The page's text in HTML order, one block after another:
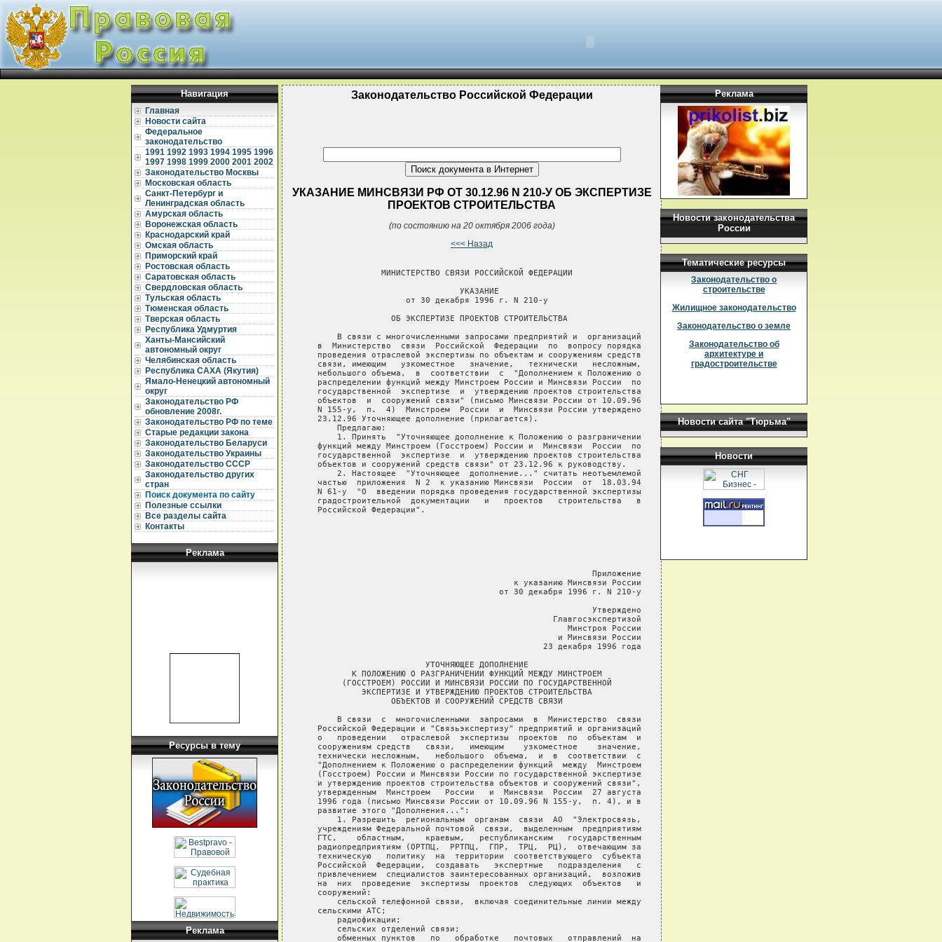
Навигация
Главная
Новости сайта
Федеральное
законодательство
1991 1992 1993 1994 1995 1996
1997 1998 1999 2000 2001 2002
Законодательство Москвы
Московская область
Санкт-Петербург и
Ленинградская область
Амурская область
Воронежская область
Краснодарский край
Омская область
Приморский край
Ростовская область
Саратовская область
Свердловская область
Тульская область
Тюменская область
Тверская область
Республика Удмуртия
Ханты-Мансийский
автономный округ
Челябинская область
Республика САХА (Якутия)
Ямало-Ненецкий автономный
округ
Законодательство РФ
обновление 2008г.
Законодательство РФ по теме
Старые редакции закона
Законодательство Беларуси
Законодательство Украины
Законодательство СССР
Законодательство других
стран
Поиск документа по сайту
Полезные ссылки
Все разделы сайта
Контакты
Реклама
Ресурсы в тему
Реклама
Законодательство Российской Федерации
УКАЗАНИЕ МИНСВЯЗИ РФ ОТ 30.12.96 N 210-У ОБ ЭКСПЕРТИЗЕ
ПРОЕКТОВ СТРОИТЕЛЬСТВА
(по состоянию на 20 октября 2006 года)
<<< Назад
                МИНИСТЕРСТВО СВЯЗИ РОССИЙСКОЙ ФЕДЕРАЦИИ
                                УКАЗАНИЕ
                     от 30 декабря 1996 г. N 210-у
                  ОБ ЭКСПЕРТИЗЕ ПРОЕКТОВ СТРОИТЕЛЬСТВА
       В связи с многочисленными запросами предприятий и  организаций
   в  Министерство  связи  Российской  Федерации  по  вопросу порядка
   проведения отраслевой экспертизы по объектам и сооружениям средств
   связи, имеющим   узкоместное   значение,   технически   несложным,
   небольшого объема,  в  соответствии  с  "Дополнением к Положению о
   распределении функций между Минстроем России и Минсвязи России  по
   государственной  экспертизе  и  утверждению проектов строительства
   объектов  и  сооружений связи" (письмо Минсвязи России от 10.09.96
   N 155-у,  п.  4)  Минстроем  России  и  Минсвязи России утверждено
   23.12.96 Уточняющее дополнение (прилагается).
       Предлагаю:
       1. Принять  "Уточняющее дополнение к Положению о разграничении
   функций между Минстроем (Госстроем) России и  Минсвязи  России  по
   государственной  экспертизе  и  утверждению проектов строительства
   объектов и сооружений средств связи" от 23.12.96 к руководству.
       2. Настоящее  "Уточняющее  дополнение..." считать неотъемлемой
   частью  приложения  N 2  к указанию Минсвязи  России  от  18.03.94
   N 61-у  "О  введении порядка проведения государственной экспертизы
   градостроительной  документации   и   проектов   строительства   в
   Российской Федерации".
                                                           Приложение
                                           к указанию Минсвязи России
                                        от 30 декабря 1996 г. N 210-у
                                                           Утверждено
                                                   Главгосэкспертизой
                                                      Минстроя России
                                                    и Минсвязи России
                                                 23 декабря 1996 года
                         УТОЧНЯЮЩЕЕ ДОПОЛНЕНИЕ
          К ПОЛОЖЕНИЮ О РАЗГРАНИЧЕНИИ ФУНКЦИЙ МЕЖДУ МИНСТРОЕМ
        (ГОССТРОЕМ) РОССИИ И МИНСВЯЗИ РОССИИ ПО ГОСУДАРСТВЕННОЙ
            ЭКСПЕРТИЗЕ И УТВЕРЖДЕНИЮ ПРОЕКТОВ СТРОИТЕЛЬСТВА
                  ОБЪЕКТОВ И СООРУЖЕНИЙ СРЕДСТВ СВЯЗИ
       В связи  с  многочисленными  запросами  в  Министерство  связи
   Российской Федерации и "Связьэкспертизу" предприятий и организаций
   о   проведении   отраслевой  экспертизы  проектов  по  объектам  и
   сооружениям средств   связи,   имеющим    узкоместное    значение,
   технически несложным,   небольшого  объема,  и  в  соответствии  с
   "Дополнением к Положению о распределении функций  между  Минстроем
   (Госстроем) России и Минсвязи России по государственной экспертизе
   и утверждению проектов строительства объектов и сооружений связи",
   утвержденным  Минстроем   России   и  Минсвязи  России  27 августа
   1996 года (письмо Минсвязи России от 10.09.96 N 155-у,  п. 4), и в
   развитие этого "Дополнения...":
       1. Разрешить  региональным  органам  связи  АО  "Электросвязь,
   учреждениям Федеральной почтовой  связи,  выделенным  предприятиям
   ГТС,    областным,    краевым,   республиканским   государственным
   радиопредприятиям (ОРТПЦ,  РРТПЦ,  ГПР,  ТРЦ,  РЦ),  отвечающим за
   техническую   политику  на  территории  соответствующего  субъекта
   Российской  Федерации,  создавать   экспертные   подразделения   с
   привлечением  специалистов заинтересованных организаций,  возложив
   на  них  проведение  экспертизы  проектов  следующих  объектов   и
   сооружений:
       сельской телефонной связи,  включая соединительные линии между
   сельскими АТС;
       радиофикации;
       сельских отделений связи;
       обменных пунктов   по   обработке   почтовых   отправлений  на
Реклама
Новости законодательства
России
Тематические ресурсы
Законодательство о
строительстве
Жилищное законодательство
Законодательство о земле
Законодательство об
архитектуре и
градостроительстве
Новости сайта "Тюрьма"
Новости